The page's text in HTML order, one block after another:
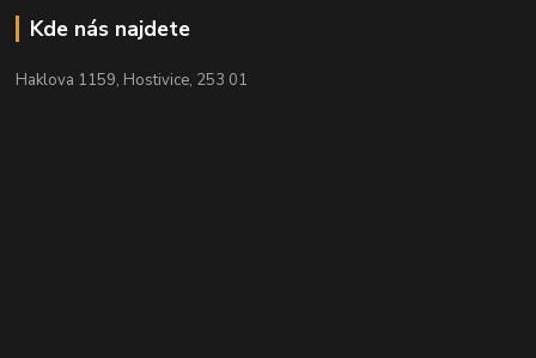
Kde nás najdete
Haklova 1159, Hostivice, 253 01